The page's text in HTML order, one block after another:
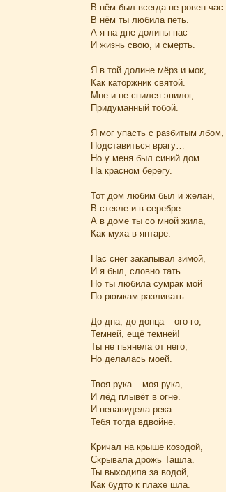
В нём был всегда не ровен час.
В нём ты любила петь.
А я на дне долины пас
И жизнь свою, и смерть.
Я в той долине мёрз и мок,
Как каторжник святой.
Мне и не снился эпилог,
Придуманный тобой.
Я мог упасть с разбитым лбом,
Подставиться врагу…
Но у меня был синий дом
На красном берегу.
Тот дом любим был и желан,
В стекле и в серебре.
А в доме ты со мной жила,
Как муха в янтаре.
Нас снег закапывал зимой,
И я был, словно тать.
Но ты любила сумрак мой
По рюмкам разливать.
До дна, до донца – ого-го,
Темней, ещё темней!
Ты не пьянела от него,
Но делалась моей.
Твоя рука – моя рука,
И лёд плывёт в огне.
И ненавидела река
Тебя тогда вдвойне.
Кричал на крыше козодой,
Скрывала дрожь Ташла.
Ты выходила за водой,
Как будто к плахе шла.